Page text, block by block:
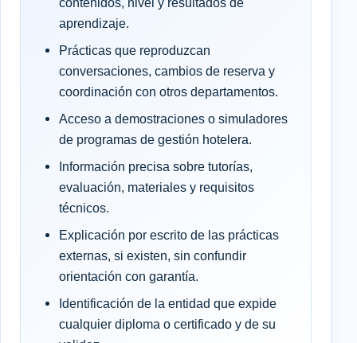
aprendizaje.
Prácticas que reproduzcan
conversaciones, cambios de reserva y
coordinación con otros departamentos.
Acceso a demostraciones o simuladores
de programas de gestión hotelera.
Información precisa sobre tutorías,
evaluación, materiales y requisitos
técnicos.
Explicación por escrito de las prácticas
externas, si existen, sin confundir
orientación con garantía.
Identificación de la entidad que expide
cualquier diploma o certificado y de su